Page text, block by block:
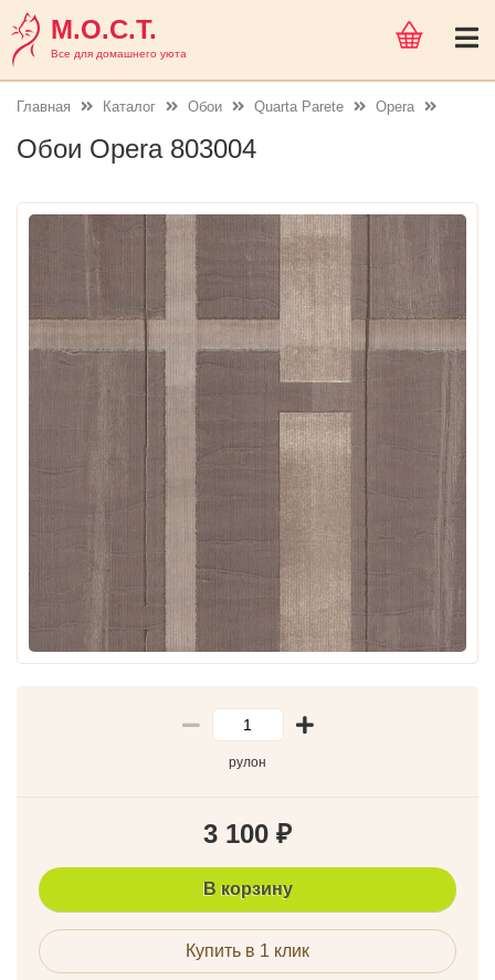
М.О.С.Т.
Все для домашнего уюта
Главная Каталог Обои Quarta Parete Opera
Обои Opera 803004
рулон
3 100 ₽
В корзину
Купить в 1 клик